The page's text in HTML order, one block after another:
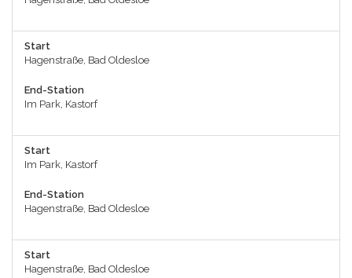
Start
Hagenstraße, Bad Oldesloe
End-Station
Im Park, Kastorf
Start
Im Park, Kastorf
End-Station
Hagenstraße, Bad Oldesloe
Start
Hagenstraße, Bad Oldesloe